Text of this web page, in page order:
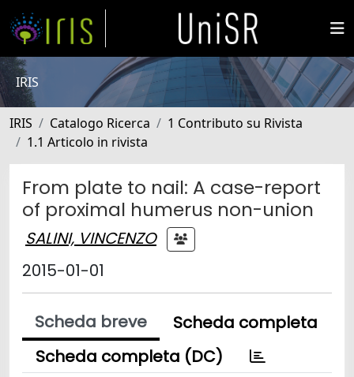
IRIS
IRIS Catalogo Ricerca
1 Contributo su Rivista
1.1 Articolo in rivista
From plate to nail: A case-report
of proximal humerus non-union
SALINI, VINCENZO
2015-01-01
Scheda breve
Scheda completa
Scheda completa (DC)